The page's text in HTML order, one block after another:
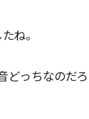
ね。
っちなのだろ